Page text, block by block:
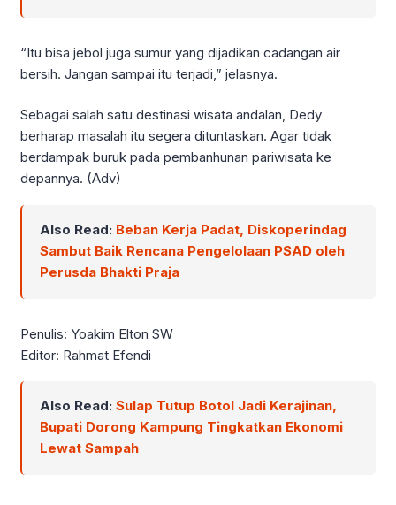
“Itu bisa jebol juga sumur yang dijadikan cadangan air
bersih. Jangan sampai itu terjadi,” jelasnya.
Sebagai salah satu destinasi wisata andalan, Dedy
berharap masalah itu segera dituntaskan. Agar tidak
berdampak buruk pada pembanhunan pariwisata ke
depannya. (Adv)
Also Read: Beban Kerja Padat, Diskoperindag
Sambut Baik Rencana Pengelolaan PSAD oleh
Perusda Bhakti Praja
Penulis: Yoakim Elton SW
Editor: Rahmat Efendi
Also Read: Sulap Tutup Botol Jadi Kerajinan,
Bupati Dorong Kampung Tingkatkan Ekonomi
Lewat Sampah